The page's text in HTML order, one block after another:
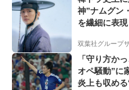
神”ナムグン
を繊細に表
双葉社グループ
「守り方か
オペ騒動”に
炎上も収め